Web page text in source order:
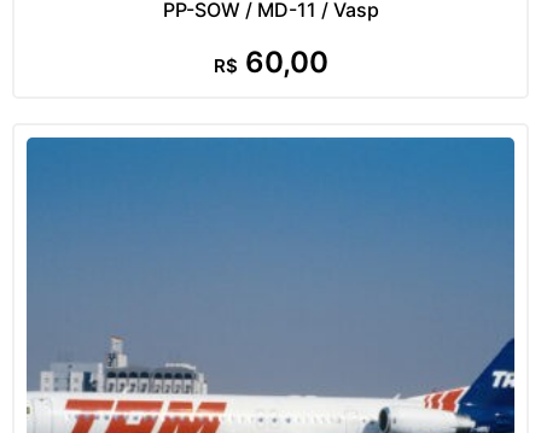
PP-SOW / MD-11 / Vasp
R$ 60,00